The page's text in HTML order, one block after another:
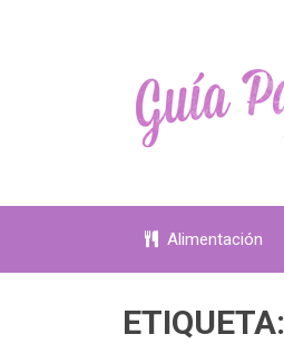
Alimentación
ETIQUETA: